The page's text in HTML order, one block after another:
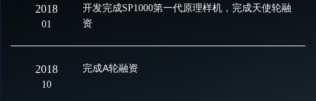
2018
01
开发完成SP1000第一代原理样机，完成天使轮融
资
2018
10
完成A轮融资